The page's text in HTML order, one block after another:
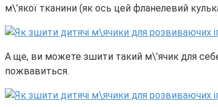
м\’якої тканини (як ось цей фланелевий
А ще, ви можете зшити такий м\’ячик для
пожвавиться.